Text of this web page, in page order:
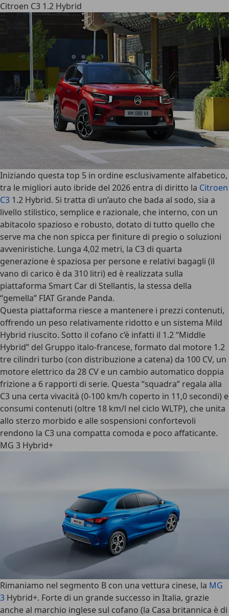
Citroen C3 1.2 Hybrid
Iniziando questa top 5 in ordine esclusivamente alfabetico,
tra le migliori auto ibride del 2026 entra di diritto la Citroen
C3 1.2 Hybrid. Si tratta di un’auto che bada al sodo, sia a
livello stilistico, semplice e razionale, che interno, con un
abitacolo spazioso e robusto, dotato di tutto quello che
serve ma che non spicca per finiture di pregio o soluzioni
avveniristiche. Lunga 4,02 metri, la C3 di quarta
generazione è spaziosa per persone e relativi bagagli (il
vano di carico è da 310 litri) ed è realizzata sulla
piattaforma Smart Car di Stellantis, la stessa della
“gemella” FIAT Grande Panda.
Questa piattaforma riesce a mantenere i prezzi contenuti,
offrendo un peso relativamente ridotto e un sistema Mild
Hybrid riuscito. Sotto il cofano c’è infatti il 1.2 “Middle
Hybrid” del Gruppo italo-francese, formato dal motore 1.2
tre cilindri turbo (con distribuzione a catena) da 100 CV, un
motore elettrico da 28 CV e un cambio automatico doppia
frizione a 6 rapporti di serie. Questa “squadra” regala alla
C3 una certa vivacità (0-100 km/h coperto in 11,0 secondi) e
consumi contenuti (oltre 18 km/l nel ciclo WLTP), che unita
allo sterzo morbido e alle sospensioni confortevoli
rendono la C3 una compatta comoda e poco affaticante.
MG 3 Hybrid+
Rimaniamo nel segmento B con una vettura cinese, la MG
3 Hybrid+. Forte di un grande successo in Italia, grazie
anche al marchio inglese sul cofano (la Casa britannica è di